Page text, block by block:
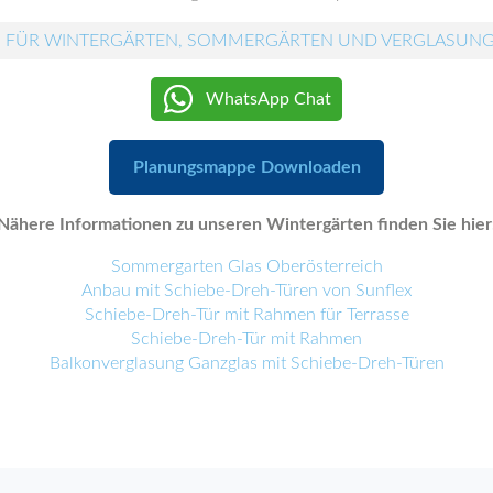
WINTERGÄRTEN, SOMMERGÄRTEN UND
WhatsApp Chat
Planungsmappe Downloaden
Informationen zu unseren Wintergärten finden Sie
Sommergarten Glas Oberösterreich
Anbau mit Schiebe-Dreh-Türen von Sunflex
Schiebe-Dreh-Tür mit Rahmen für Terrasse
Schiebe-Dreh-Tür mit Rahmen
Balkonverglasung Ganzglas mit Schiebe-Dreh-Türen